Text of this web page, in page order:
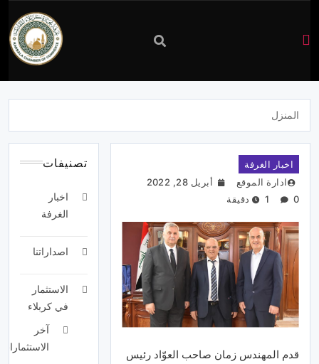
غرفة
كربلاء
المنزل
اخبار الغرفة
ادارة الموقع
أبريل 28, 2022
0
1 دقيقة
قدم المهندس زمان صاحب العوّاد رئيس
تصنيفات
اخبار
الغرفة
اصداراتنا
الاستثمار
في كربلاء
آخر
الاستثمارات